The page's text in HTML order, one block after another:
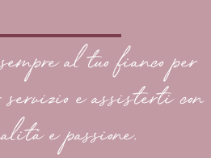
al tuo fianco per
e assisterti con
e passione.